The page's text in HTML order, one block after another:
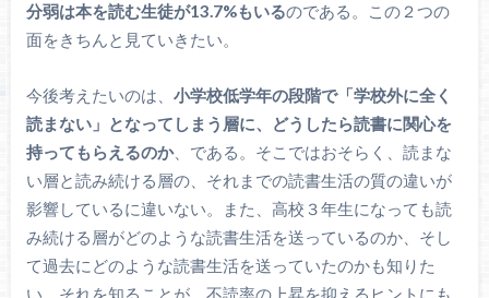
分弱は本を読む生徒が13.7%もいるのである。この２つの
面をきちんと見ていきたい。
今後考えたいのは、 小学校低学年の段階で「学校外に全く
読まない」となってしまう層に、どうしたら読書に関心を
持ってもらえるのか、である。そこではおそらく、読まな
い層と読み続ける層の、それまでの読書生活の質の違いが
影響しているに違いない。また、高校３年生になっても読
み続ける層がどのような読書生活を送っているのか、そし
て過去にどのような読書生活を送っていたのかも知りた
い。それを知ることが、不読率の上昇を抑えるヒントにも